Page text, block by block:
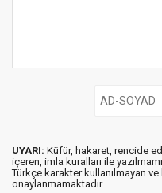
UYARI: Küfür, hakaret, rencide
içeren, imla kuralları ile
Türkçe karakter kullanılmayan
onaylanmamaktadır.